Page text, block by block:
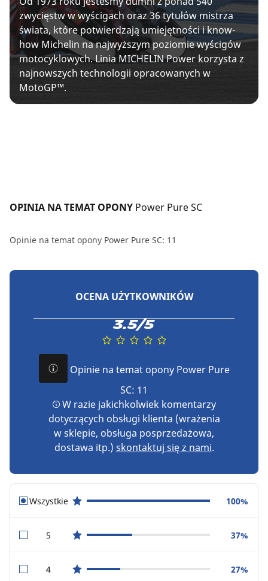
zwycięstw w wyścigach oraz 36 tytułów mistrza
świata, które potwierdzają umiejętności i know-
how Michelin na najwyższym poziomie wyścigów
motocyklowych. Linia MICHELIN Power korzysta z
najnowszych technologii opracowanych w
MotoGP™.
OPINIA NA TEMAT OPONY Power Pure SC
Opinie na temat opony Power Pure SC: 11
OCENA UŻYTKOWNIKÓW
3.5/5
Opinie na temat opony Power Pure
SC: 11
W razie jakichkolwiek komentarzy
dotyczących obsługi klienta (wrażenia
w sklepie, obsługa posprzedażowa,
dostawa itp.) skontaktuj się z nami.
Wszystkiestar reviews 100%
5star reviews 37%
4star reviews 27%